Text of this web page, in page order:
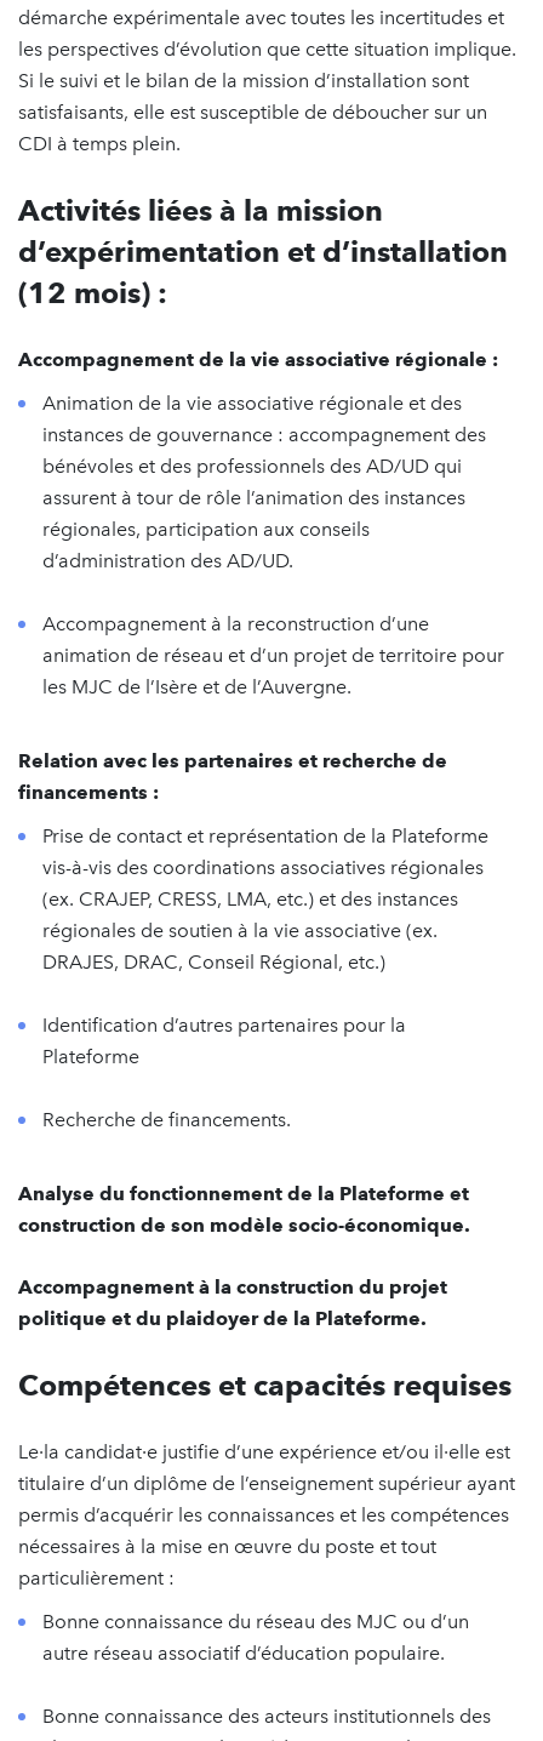
démarche expérimentale avec toutes les incertitudes et
les perspectives d’évolution que cette situation implique.
Si le suivi et le bilan de la mission d’installation sont
satisfaisants, elle est susceptible de déboucher sur un
CDI à temps plein.
Activités liées à la mission
d’expérimentation et d’installation
(12 mois) :
Accompagnement de la vie associative régionale :
Animation de la vie associative régionale et des
instances de gouvernance : accompagnement des
bénévoles et des professionnels des AD/UD qui
assurent à tour de rôle l’animation des instances
régionales, participation aux conseils
d’administration des AD/UD.
Accompagnement à la reconstruction d’une
animation de réseau et d’un projet de territoire pour
les MJC de l’Isère et de l’Auvergne.
Relation avec les partenaires et recherche de
financements :
Prise de contact et représentation de la Plateforme
vis-à-vis des coordinations associatives régionales
(ex. CRAJEP, CRESS, LMA, etc.) et des instances
régionales de soutien à la vie associative (ex.
DRAJES, DRAC, Conseil Régional, etc.)
Identification d’autres partenaires pour la
Plateforme
Recherche de financements.
Analyse du fonctionnement de la Plateforme et
construction de son modèle socio-économique.
Accompagnement à la construction du projet
politique et du plaidoyer de la Plateforme.
Compétences et capacités requises
Le·la candidat·e justifie d’une expérience et/ou il·elle est
titulaire d’un diplôme de l’enseignement supérieur ayant
permis d’acquérir les connaissances et les compétences
nécessaires à la mise en œuvre du poste et tout
particulièrement :
Bonne connaissance du réseau des MJC ou d’un
autre réseau associatif d’éducation populaire.
Bonne connaissance des acteurs institutionnels des